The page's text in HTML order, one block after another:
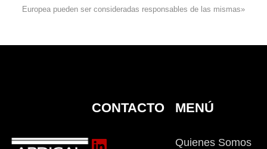
Europea pueden ser consideradas responsables de las mismas»
CONTACTO MENÚ
Quienes Somos